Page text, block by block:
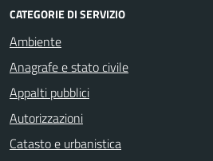
CATEGORIE DI SERVIZIO
Ambiente
Anagrafe e stato civile
Appalti pubblici
Autorizzazioni
Catasto e urbanistica